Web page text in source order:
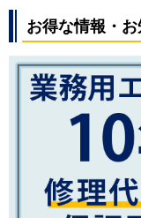
お得な情報・